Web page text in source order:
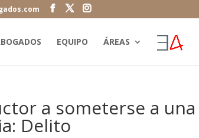
EQUIPO ÁREAS
a someterse a
Delito